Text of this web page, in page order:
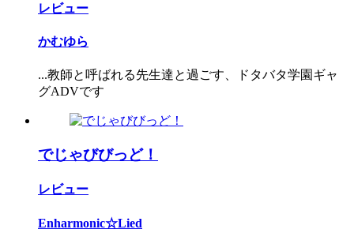
レビュー
かむゆら
...教師と呼ばれる先生達と過ごす、ドタバタ学園ギャ
グADVです
でじゃびびっど！
レビュー
Enharmonic☆Lied